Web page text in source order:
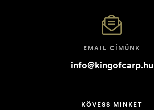
EMAIL CÍMÜNK
info@kingofcarp.hu
KÖVESS MINKET